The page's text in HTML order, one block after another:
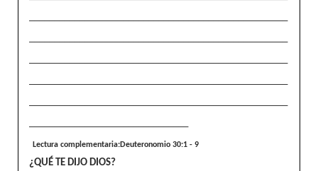
Lectura complementaria:Deuteronomio 30:1 - 9
¿QUÉ TE DIJO DIOS?